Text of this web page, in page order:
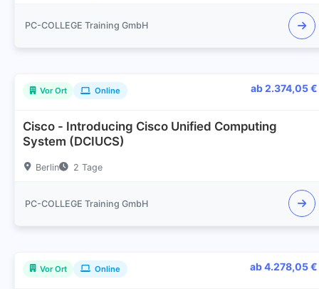
PC-COLLEGE Training GmbH
Vor Ort Online ab 2.374,05 €
Cisco - Introducing Cisco Unified Computing
System (DCIUCS)
Berlin 2 Tage
PC-COLLEGE Training GmbH
Vor Ort Online ab 4.278,05 €